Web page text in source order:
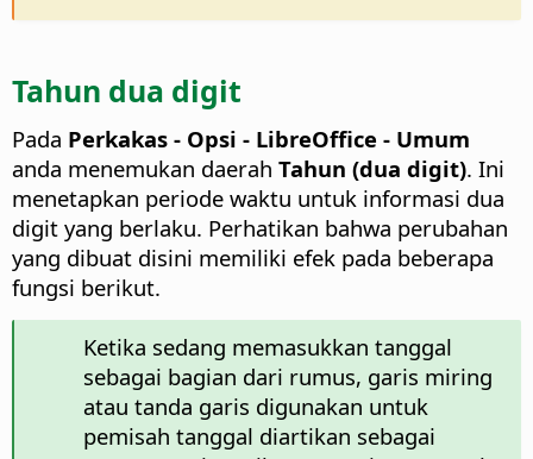
Tahun dua digit
Pada Perkakas - Opsi - LibreOffice - Umum
anda menemukan daerah Tahun (dua digit). Ini
menetapkan periode waktu untuk informasi dua
digit yang berlaku. Perhatikan bahwa perubahan
yang dibuat disini memiliki efek pada beberapa
fungsi berikut.
Ketika sedang memasukkan tanggal
sebagai bagian dari rumus, garis miring
atau tanda garis digunakan untuk
pemisah tanggal diartikan sebagai